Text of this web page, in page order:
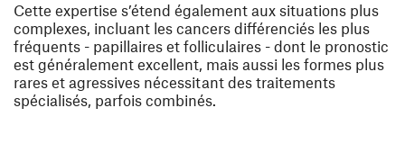
Cette expertise s’étend également aux situations plus
complexes, incluant les cancers différenciés les plus
fréquents - papillaires et folliculaires - dont le pronostic
est généralement excellent, mais aussi les formes plus
rares et agressives nécessitant des traitements
spécialisés, parfois combinés.